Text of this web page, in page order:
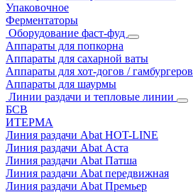
Упаковочное
Ферментаторы
Оборудование фаст-фуд
Аппараты для попкорна
Аппараты для сахарной ваты
Аппараты для хот-догов / гамбургеров
Аппараты для шаурмы
Линии раздачи и тепловые линии
БСВ
ИТЕРМА
Линия раздачи Abat HOT-LINE
Линия раздачи Abat Аста
Линия раздачи Abat Патша
Линия раздачи Abat передвижная
Линия раздачи Abat Премьер